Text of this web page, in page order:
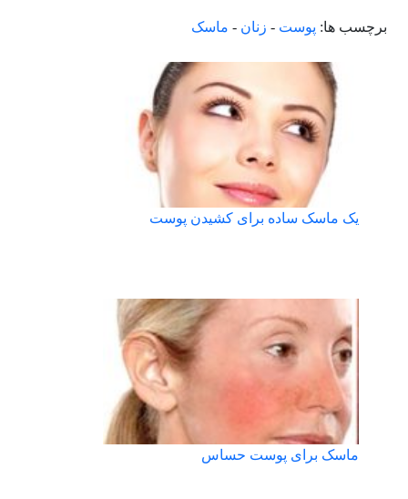
برچسب ها: پوست - زنان - ماسک
یک ماسک ساده برای کشیدن پوست
ماسک برای پوست حساس